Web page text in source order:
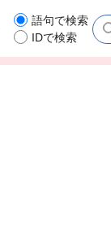
語句で検索
IDで検索